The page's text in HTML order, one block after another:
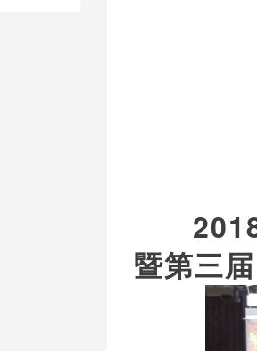
2018
暨第三